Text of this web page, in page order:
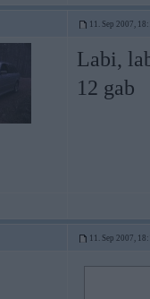
11. Sep 2007,
Labi,
12 gab
11. Sep 2007,